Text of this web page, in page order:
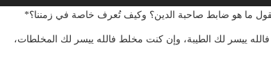
ما هو ضابط صاحبة الدين؟ وكيف تُعرف خاصة في زمننا؟*
ييسر لك الطيبة، وإن كنت مخلط فالله ييسر لك المخلطات،